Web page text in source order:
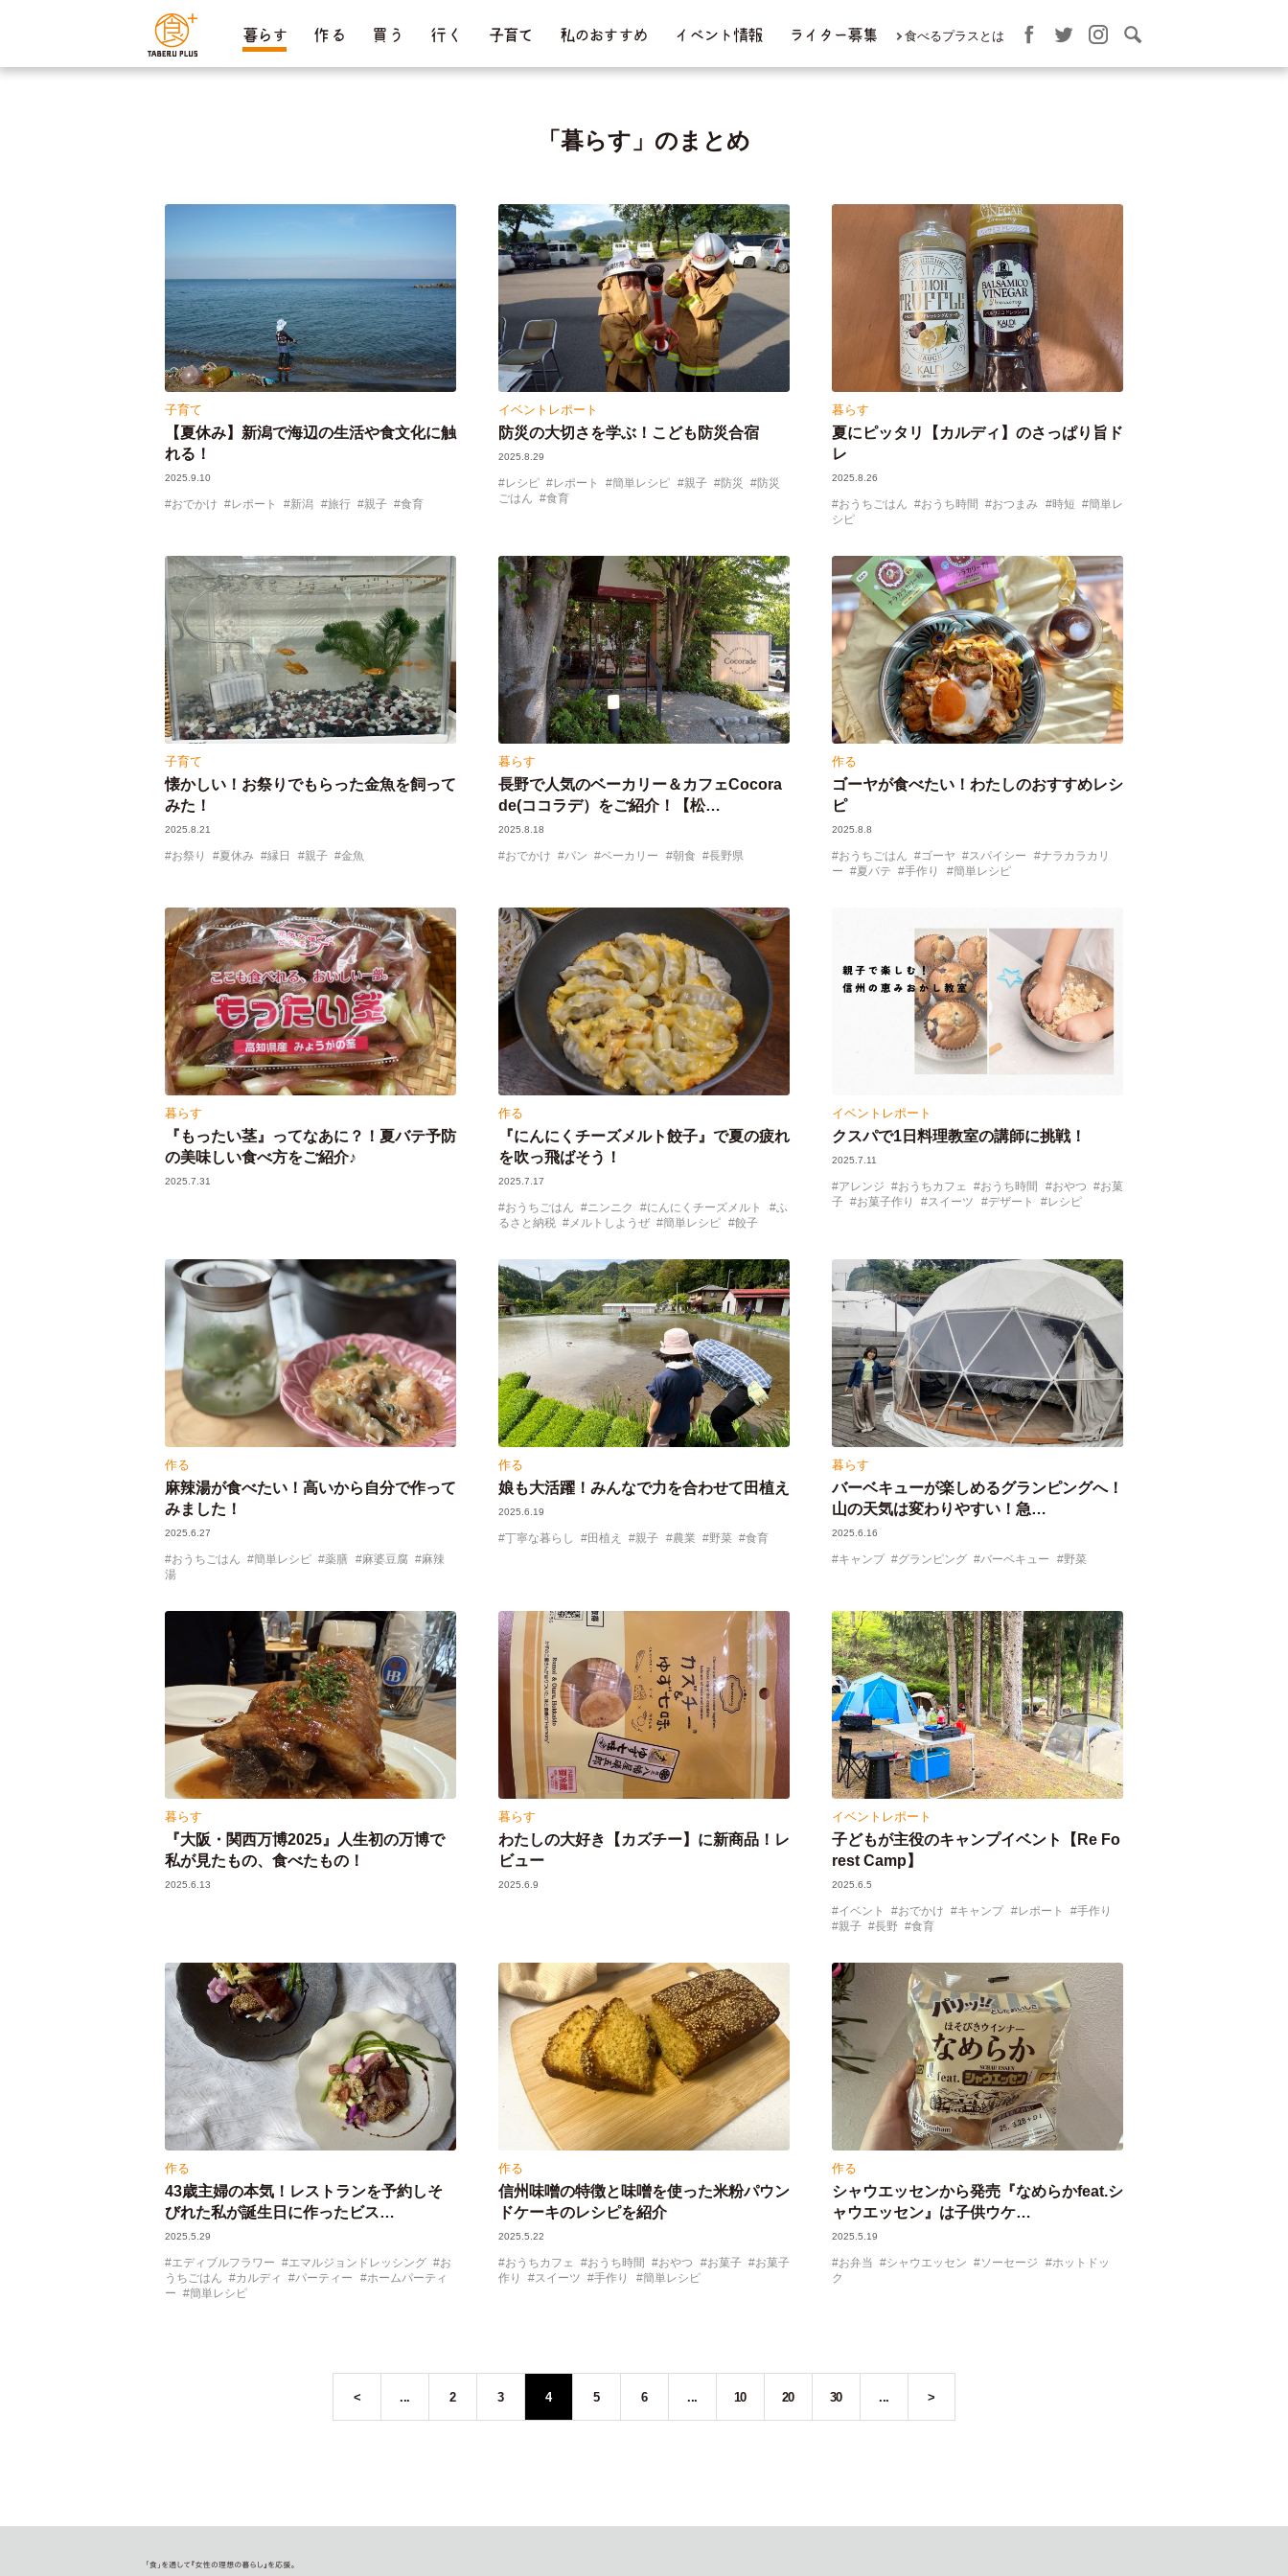
暮らす 作 る 買 う 行 く 子育て 私のおすすめ イベント情報 ライター募集 食べるプラスとは
「暮らす」のまとめ
子育て
【夏休み】新潟で海辺の生活や食文化に触
れる！
2025.9.10
おでかけ レポート 新潟 旅行 親子 食育
イベントレポート
防災の大切さを学ぶ！こども防災合宿
2025.8.29
レシピ レポート 簡単レシピ 親子 防災
防災
ごはん
食育
暮らす
夏にピッタリ【カルディ】のさっぱり旨ド
レ
2025.8.26
おうちごはん おうち時間 おつまみ 時短
簡単レ
シピ
子育て
懐かしい！お祭りでもらった金魚を飼って
みた！
2025.8.21
お祭り 夏休み 縁日 親子 金魚
暮らす
長野で人気のベーカリー＆カフェCocora
de(ココラデ）をご紹介！【松…
2025.8.18
おでかけ パン ベーカリー 朝食 長野県
作る
ゴーヤが食べたい！わたしのおすすめレシ
ピ
2025.8.8
おうちごはん ゴーヤ スパイシー
ナラカラカリ
ー
夏バテ 手作り 簡単レシピ
暮らす
『もったい茎』ってなあに？！夏バテ予防
の美味しい食べ方をご紹介♪
2025.7.31
作る
『にんにくチーズメルト餃子』で夏の疲れ
を吹っ飛ばそう！
2025.7.17
おうちごはん ニンニク にんにくチーズメルト
ふ
るさと納税
メルトしようぜ 簡単レシピ 餃子
イベントレポート
クスパで1日料理教室の講師に挑戦！
2025.7.11
アレンジ おうちカフェ おうち時間 おやつ
お菓
子
お菓子作り スイーツ デザート レシピ
作る
麻辣湯が食べたい！高いから自分で作って
みました！
2025.6.27
おうちごはん 簡単レシピ 薬膳 麻婆豆腐
麻辣
湯
作る
娘も大活躍！みんなで力を合わせて田植え
2025.6.19
丁寧な暮らし 田植え 親子 農業 野菜 食育
暮らす
バーベキューが楽しめるグランピングへ！
山の天気は変わりやすい！急…
2025.6.16
キャンプ グランピング バーベキュー 野菜
暮らす
『大阪・関西万博2025』人生初の万博で
私が見たもの、食べたもの！
2025.6.13
暮らす
わたしの大好き【カズチー】に新商品！レ
ビュー
2025.6.9
イベントレポート
子どもが主役のキャンプイベント【Re Fo
rest Camp】
2025.6.5
イベント おでかけ キャンプ レポート
手作り
親子
長野 食育
作る
43歳主婦の本気！レストランを予約しそ
びれた私が誕生日に作ったビス…
2025.5.29
エディブルフラワー エマルジョンドレッシング
お
うちごはん
カルディ パーティー
ホームパーティ
ー
簡単レシピ
作る
信州味噌の特徴と味噌を使った米粉パウン
ドケーキのレシピを紹介
2025.5.22
おうちカフェ おうち時間 おやつ お菓子
お菓子
作り
スイーツ 手作り 簡単レシピ
作る
シャウエッセンから発売『なめらかfeat.シ
ャウエッセン』は子供ウケ…
2025.5.19
お弁当 シャウエッセン ソーセージ
ホットドッ
ク
< ... 2 3 4 5 6 ... 10 20 30 ... >